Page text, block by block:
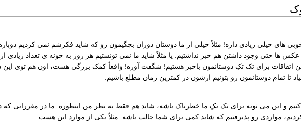
خیلی زیادی داره! مثلاً خیلی از ما دوستان دوران بچگیمون رو که شاید فکرشم نمی کردیم دوباره
عکس ها حتی وجود داشتن هم خبر نداشتیم. یا مثلاً شاید ما نمی تونستیم هر روز به خونه ی تعداد زیادی
اتفاقات برای تک تکِ دوستانمون باخبر هستیم! شگفت آوره! واقعاً کمک بزرگی هست، اون هم توی این
تا تمام دوستانمون رو بتونیم ازشون در کمترین زمان مطلع باشیم.
و این می تونه برای تک تکِ ما خطرناک باشه، شاید هم فقط به نظر من اینطوره. ما در مقرراتی که
مواردی رو پذیرفتیم که شاید کمی برای شما جالب باشه. مثلاً یکی از موارد این هست: